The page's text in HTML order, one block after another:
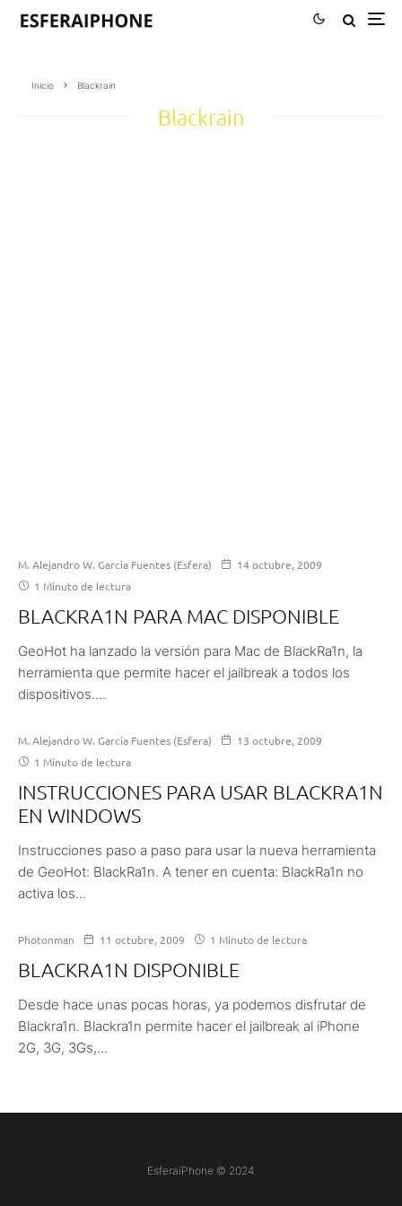
Inicio Blackrain
Blackrain
M. Alejandro W. García Fuentes (Esfera)
14 octubre, 2009
1 Minuto de lectura
BLACKRA1N PARA MAC DISPONIBLE
GeoHot ha lanzado la versión para Mac de BlackRa1n, la
herramienta que permite hacer el jailbreak a todos los
dispositivos....
M. Alejandro W. García Fuentes (Esfera)
13 octubre, 2009
1 Minuto de lectura
INSTRUCCIONES PARA USAR BLACKRA1N
EN WINDOWS
Instrucciones paso a paso para usar la nueva herramienta
de GeoHot: BlackRa1n. A tener en cuenta: BlackRa1n no
activa los...
Photonman 11 octubre, 2009 1 Minuto de lectura
BLACKRA1N DISPONIBLE
Desde hace unas pocas horas, ya podemos disfrutar de
Blackra1n. Blackra1n permite hacer el jailbreak al iPhone
2G, 3G, 3Gs,...
EsferaiPhone © 2024